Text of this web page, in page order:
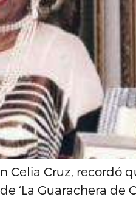
Cruz, recordó
‘La Guarachera de